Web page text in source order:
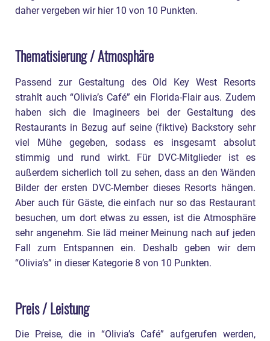
daher vergeben wir hier 10 von 10 Punkten.
Thematisierung / Atmosphäre
Passend zur Gestaltung des Old Key West Resorts
strahlt auch “Olivia’s Café” ein Florida-Flair aus. Zudem
haben sich die Imagineers bei der Gestaltung des
Restaurants in Bezug auf seine (fiktive) Backstory sehr
viel Mühe gegeben, sodass es insgesamt absolut
stimmig und rund wirkt. Für DVC-Mitglieder ist es
außerdem sicherlich toll zu sehen, dass an den Wänden
Bilder der ersten DVC-Member dieses Resorts hängen.
Aber auch für Gäste, die einfach nur so das Restaurant
besuchen, um dort etwas zu essen, ist die Atmosphäre
sehr angenehm. Sie läd meiner Meinung nach auf jeden
Fall zum Entspannen ein. Deshalb geben wir dem
“Olivia’s” in dieser Kategorie 8 von 10 Punkten.
Preis / Leistung
Die Preise, die in “Olivia’s Café” aufgerufen werden,